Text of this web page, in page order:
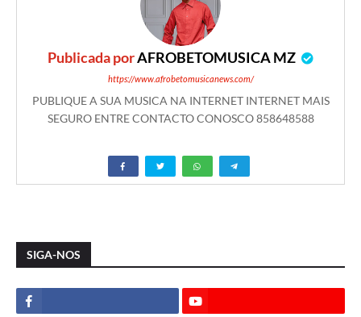
Publicada porAFROBETOMUSICA MZ
https://www.afrobetomusicanews.com/
PUBLIQUE A SUA MUSICA NA INTERNET INTERNET MAIS
SEGURO ENTRE CONTACTO CONOSCO 858648588
SIGA-NOS